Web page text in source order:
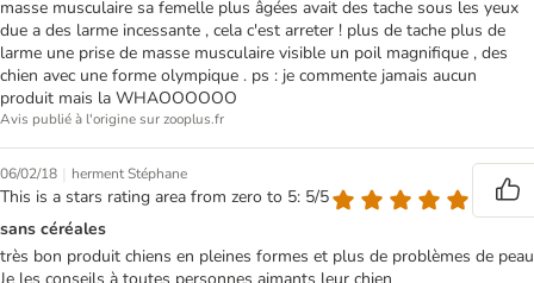
masse musculaire sa femelle plus âgées avait des tache sous les yeux
due a des larme incessante , cela c'est arreter ! plus de tache plus de
larme une prise de masse musculaire visible un poil magnifique , des
chien avec une forme olympique . ps : je commente jamais aucun
produit mais la WHAOOOOOO
Avis publié à l'origine sur zooplus.fr
06/02/18 | herment Stéphane
This is a stars rating area from zero to 5: 5/5
sans céréales
très bon produit chiens en pleines formes et plus de problèmes de peau